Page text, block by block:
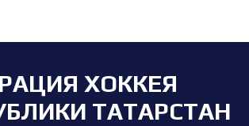
ХОККЕЯ
ТАТАРСТАН